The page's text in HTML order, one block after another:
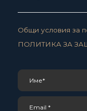
Общи условия за
ПОЛИТИКА ЗА